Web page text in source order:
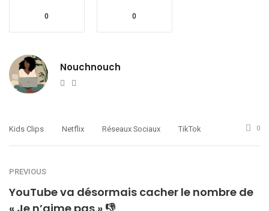
0 0
Nouchnouch
Website
Kids Clips Netflix Réseaux Sociaux TikTok 0
PREVIOUS
YouTube va désormais cacher le nombre de